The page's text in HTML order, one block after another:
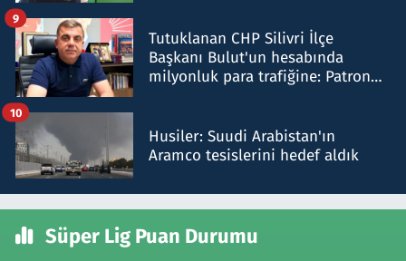
Tutuklanan CHP Silivri İlçe
Başkanı Bulut'un hesabında
milyonluk para trafiğine: Patron
9
Husiler: Suudi Arabistan'ın
Aramco tesislerini hedef aldık
10
Süper Lig Puan Durumu